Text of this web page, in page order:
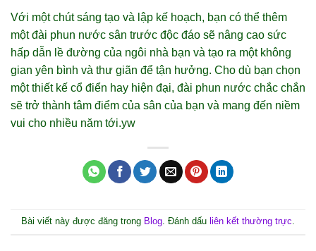
Với một chút sáng tạo và lập kế hoạch, bạn có thể thêm
một đài phun nước sân trước độc đáo sẽ nâng cao sức
hấp dẫn lề đường của ngôi nhà bạn và tạo ra một không
gian yên bình và thư giãn để tận hưởng. Cho dù bạn chọn
một thiết kế cổ điển hay hiện đại, đài phun nước chắc chắn
sẽ trở thành tâm điểm của sân của bạn và mang đến niềm
vui cho nhiều năm tới.yw
Bài viết này được đăng trong Blog. Đánh dấu liên kết thường trực.